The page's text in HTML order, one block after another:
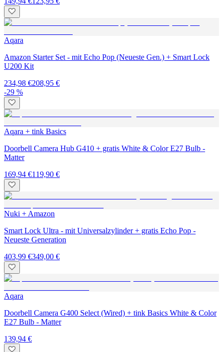
Aqara
Amazon Starter Set - mit Echo Pop (Neueste Gen.) + Smart Lock
U200 Kit
234,98 €208,95 €
-29 %
Aqara + tink Basics
Doorbell Camera Hub G410 + gratis White & Color E27 Bulb -
Matter
169,94 €119,90 €
Nuki + Amazon
Smart Lock Ultra - mit Universalzylinder + gratis Echo Pop -
Neueste Generation
403,99 €349,00 €
Aqara
Doorbell Camera G400 Select (Wired) + tink Basics White & Color
E27 Bulb - Matter
139,94 €